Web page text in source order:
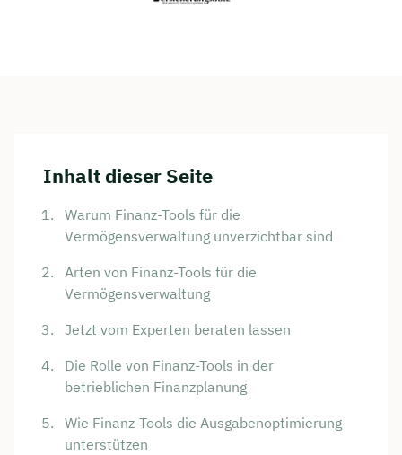
Inhalt dieser Seite
Warum Finanz-Tools für die
Vermögensverwaltung unverzichtbar sind
Arten von Finanz-Tools für die
Vermögensverwaltung
Jetzt vom Experten beraten lassen
Die Rolle von Finanz-Tools in der
betrieblichen Finanzplanung
Wie Finanz-Tools die Ausgabenoptimierung
unterstützen